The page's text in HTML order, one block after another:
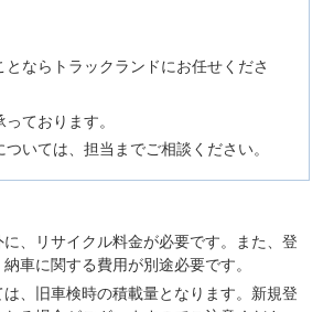
とならトラックランドにお任せくださ
ております。
いては、担当までご相談ください。
、リサイクル料金が必要です。また、登
車に関する費用が別途必要です。
、旧車検時の積載量となります。新規登